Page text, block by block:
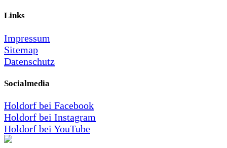
Links
Impressum
Sitemap
Datenschutz
Socialmedia
Holdorf bei Facebook
Holdorf bei Instagram
Holdorf bei YouTube